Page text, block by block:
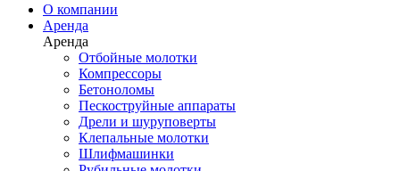
О компании
Аренда
Аренда
Отбойные молотки
Компрессоры
Бетоноломы
Пескоструйные аппараты
Дрели и шуруповерты
Клепальные молотки
Шлифмашинки